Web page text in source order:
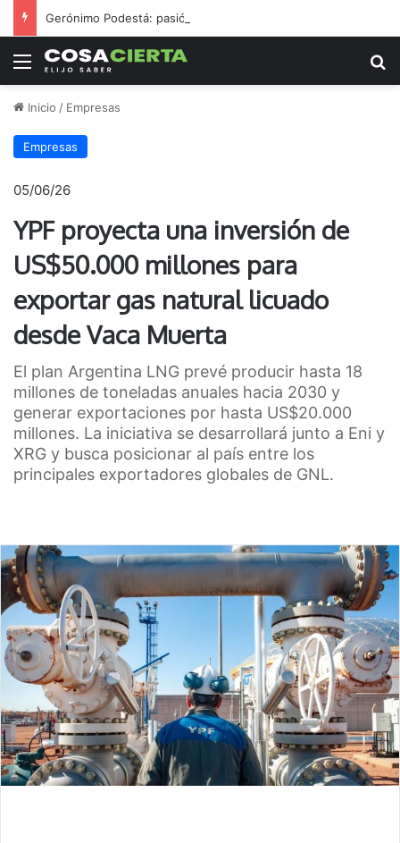
Menú
Inicio / Empresas
Empresas
05/06/26
YPF proyecta una inversión de
US$50.000 millones para
exportar gas natural licuado
desde Vaca Muerta
El plan Argentina LNG prevé producir hasta 18
millones de toneladas anuales hacia 2030 y
generar exportaciones por hasta US$20.000
millones. La iniciativa se desarrollará junto a Eni y
XRG y busca posicionar al país entre los
principales exportadores globales de GNL.